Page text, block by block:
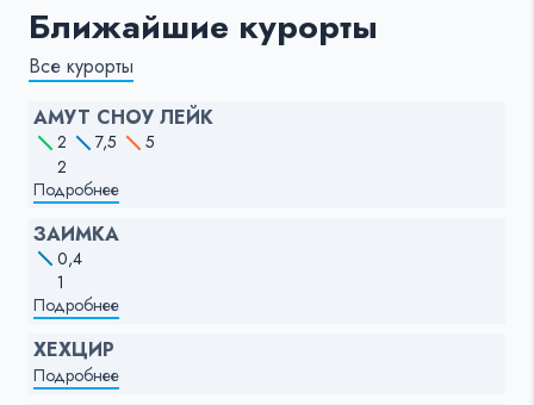
Ближайшие курорты
Все курорты
АМУТ СНОУ ЛЕЙК
2 7,5
5
2
Подробнее
ЗАИМКА
0,4
1
Подробнее
ХЕХЦИР
Подробнее